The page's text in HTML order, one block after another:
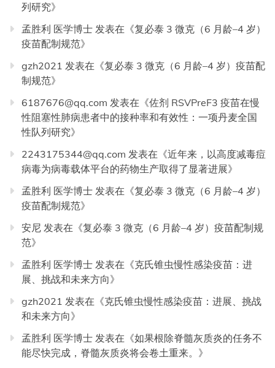
列研究》
孟胜利 医学博士 发表在《复必泰 3 微克（6 月龄–4 岁）
疫苗配制规范》
gzh2021 发表在《复必泰 3 微克（6 月龄–4 岁）疫苗配
制规范》
6187676@qq.com 发表在《佐剂 RSVPreF3 疫苗在慢
性阻塞性肺病患者中的接种率和有效性：一项丹麦全国
性队列研究》
2243175344@qq.com 发表在《近年来，以高度减毒痘
病毒为病毒载体平台的药物生产取得了显著进展》
孟胜利 医学博士 发表在《复必泰 3 微克（6 月龄–4 岁）
疫苗配制规范》
安尼 发表在《复必泰 3 微克（6 月龄–4 岁）疫苗配制规
范》
孟胜利 医学博士 发表在《克氏锥虫慢性感染疫苗：进
展、挑战和未来方向》
gzh2021 发表在《克氏锥虫慢性感染疫苗：进展、挑战
和未来方向》
孟胜利 医学博士 发表在《如果根除脊髓灰质炎的任务不
能尽快完成，脊髓灰质炎将会卷土重来。 》